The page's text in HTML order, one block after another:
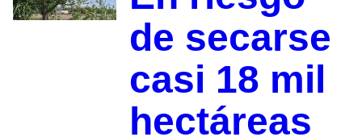
de secarse
casi 18 mil
hectáreas